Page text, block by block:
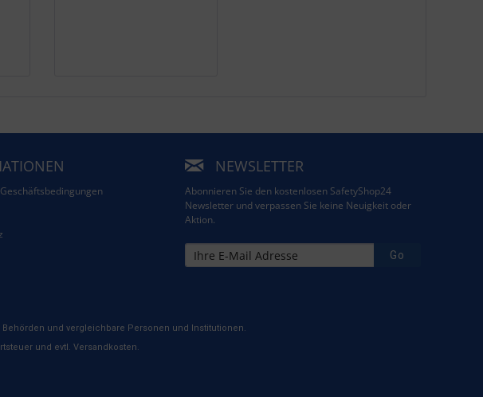
NEWSLETTER
Abonnieren Sie den kostenlosen SafetyShop24
Newsletter und verpassen Sie keine Neuigkeit oder
Aktion.
Go
und vergleichbare Personen und Institutionen.
und evtl. Versandkosten.